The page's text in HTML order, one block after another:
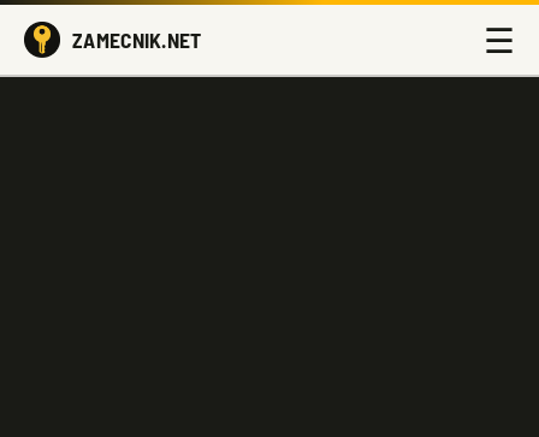
ZAMECNIK.NET ☰